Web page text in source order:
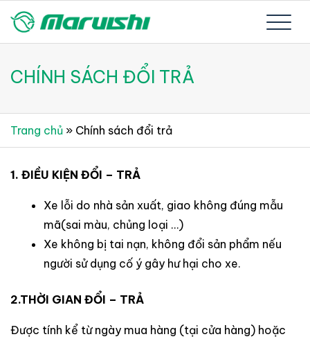
Skip
content
Xe đạp Nhật Bản Maruishi –
Since 1894
Xe đạp Nhật Bản nguyên thùng mới 100%
CHÍNH SÁCH ĐỔI TRẢ
Trang chủ » Chính sách đổi trả
1. ĐIỀU KIỆN ĐỔI – TRẢ
Xe lỗi do nhà sản xuất, giao không đúng mẫu
mã(sai màu, chủng loại …)
Xe không bị tai nạn, không đổi sản phẩm nếu
người sử dụng cố ý gây hư hại cho xe.
2.THỜI GIAN ĐỔI – TRẢ
Được tính kể từ ngày mua hàng (tại cửa hàng) hoặc